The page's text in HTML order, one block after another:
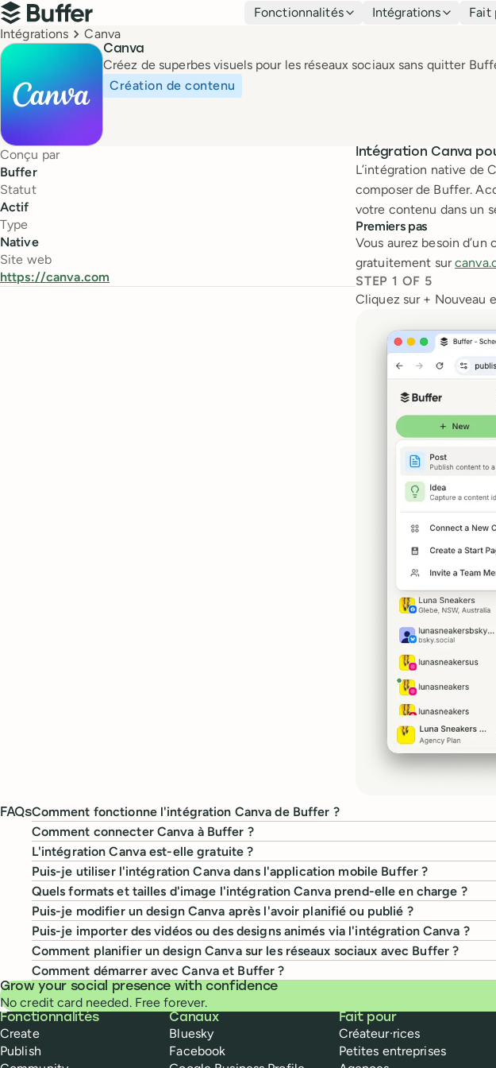
Navigation principale
Buffer
Fonctionnalités Intégrations Fait
Breadcrumbs
Intégrations Canva
Canva
Créez de superbes visuels pour les réseaux sociaux sans quitter
Création de contenu
Conçu par
Buffer
Statut
Actif
Type
Native
Site web
https://canva.com
Intégration Canva
L’intégration native de
composer de Buffer.
votre contenu dans un
Premiers pas
Vous aurez besoin
gratuitement sur
STEP 1 OF 5
Cliquez sur + Nouveau
FAQsComment fonctionne l'intégration Canva de Buffer ?
Comment connecter Canva à Buffer ?
L'intégration Canva est-elle gratuite ?
Puis-je utiliser l'intégration Canva dans l'application mobile Buffer ?
Quels formats et tailles d'image l'intégration Canva prend-elle en charge ?
Puis-je modifier un design Canva après l'avoir planifié ou publié ?
Puis-je importer des vidéos ou des designs animés via l'intégration Canva ?
Comment planifier un design Canva sur les réseaux sociaux avec Buffer ?
Comment démarrer avec Canva et Buffer ?
Grow your social presence with confidence
No credit card needed. Free forever.
Buffer
Fonctionnalités
Create
Publish
Canaux
Bluesky
Facebook
Fait pour
Créateur·rices
Petites entreprises